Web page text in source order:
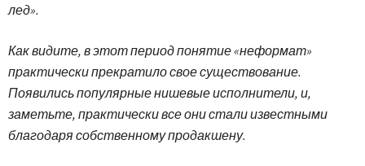
лед».
Как видите, в этот период понятие «неформат»
практически прекратило свое существование.
Появились популярные нишевые исполнители, и,
заметьте, практически все они стали известными
благодаря собственному продакшену.